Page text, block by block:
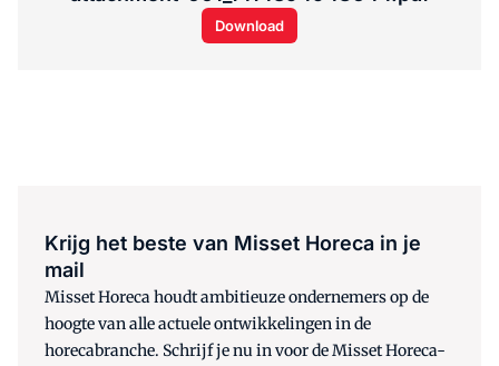
Download
Krijg het beste van Misset Horeca in je
mail
Misset Horeca houdt ambitieuze ondernemers op de
hoogte van alle actuele ontwikkelingen in de
horecabranche. Schrijf je nu in voor de Misset Horeca-